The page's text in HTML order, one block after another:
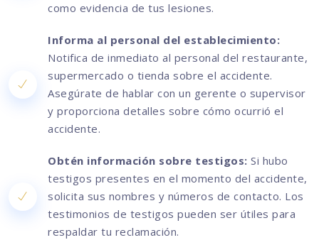
como evidencia de tus lesiones.
Informa al personal del establecimiento:
Notifica de inmediato al personal del restaurante,
supermercado o tienda sobre el accidente.
Asegúrate de hablar con un gerente o supervisor
y proporciona detalles sobre cómo ocurrió el
accidente.
Obtén información sobre testigos: Si hubo
testigos presentes en el momento del accidente,
solicita sus nombres y números de contacto. Los
testimonios de testigos pueden ser útiles para
respaldar tu reclamación.